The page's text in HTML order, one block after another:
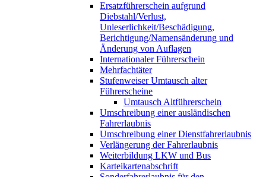
Ersatzführerschein aufgrund
Diebstahl/Verlust,
Unleserlichkeit/Beschädigung,
Berichtigung/Namensänderung und
Änderung von Auflagen
Internationaler Führerschein
Mehrfachtäter
Stufenweiser Umtausch alter
Führerscheine
Umtausch Altführerschein
Umschreibung einer ausländischen
Fahrerlaubnis
Umschreibung einer Dienstfahrerlaubnis
Verlängerung der Fahrerlaubnis
Weiterbildung LKW und Bus
Karteikartenabschrift